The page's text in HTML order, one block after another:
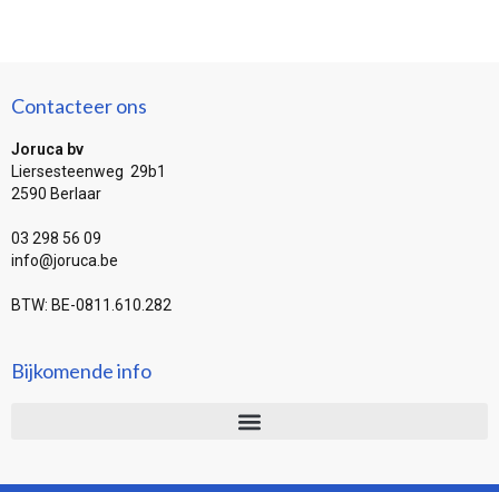
Contacteer ons
Joruca bv
Liersesteenweg 29b1
2590 Berlaar
03 298 56 09
info@joruca.be
BTW: BE-0811.610.282
Bijkomende info